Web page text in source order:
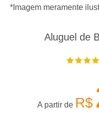
*Imagem meramente
Aluguel de
A partir de R$